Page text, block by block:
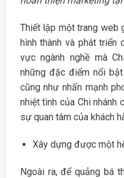
Thiết lập một trang web
hình thành và phát triển
vực ngành nghề mà
những đặc điểm nổi
cũng như nhấn mạnh
nhiệt tình của Chi
sự quan tâm của khách
Xây dựng được một
Ngoài ra, để quảng bá